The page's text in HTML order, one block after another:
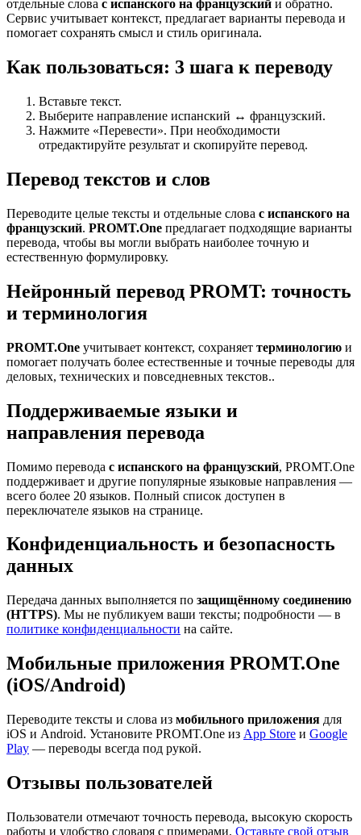
отдельные слова с испанского на французский и обратно.
Сервис учитывает контекст, предлагает варианты перевода и
помогает сохранять смысл и стиль оригинала.
Как пользоваться: 3 шага к переводу
Вставьте текст.
Выберите направление испанский ↔ французский.
Нажмите «Перевести». При необходимости
отредактируйте результат и скопируйте перевод.
Перевод текстов и слов
Переводите целые тексты и отдельные слова с испанского на
французский. PROMT.One предлагает подходящие варианты
перевода, чтобы вы могли выбрать наиболее точную и
естественную формулировку.
Нейронный перевод PROMT: точность
и терминология
PROMT.One учитывает контекст, сохраняет терминологию и
помогает получать более естественные и точные переводы для
деловых, технических и повседневных текстов..
Поддерживаемые языки и
направления перевода
Помимо перевода с испанского на французский, PROMT.One
поддерживает и другие популярные языковые направления —
всего более 20 языков. Полный список доступен в
переключателе языков на странице.
Конфиденциальность и безопасность
данных
Передача данных выполняется по защищённому соединению
(HTTPS). Мы не публикуем ваши тексты; подробности — в
политике конфиденциальности на сайте.
Мобильные приложения PROMT.One
(iOS/Android)
Переводите тексты и слова из мобильного приложения для
iOS и Android. Установите PROMT.One из App Store и Google
Play — переводы всегда под рукой.
Отзывы пользователей
Пользователи отмечают точность перевода, высокую скорость
работы и удобство словаря с примерами. Оставьте свой отзыв